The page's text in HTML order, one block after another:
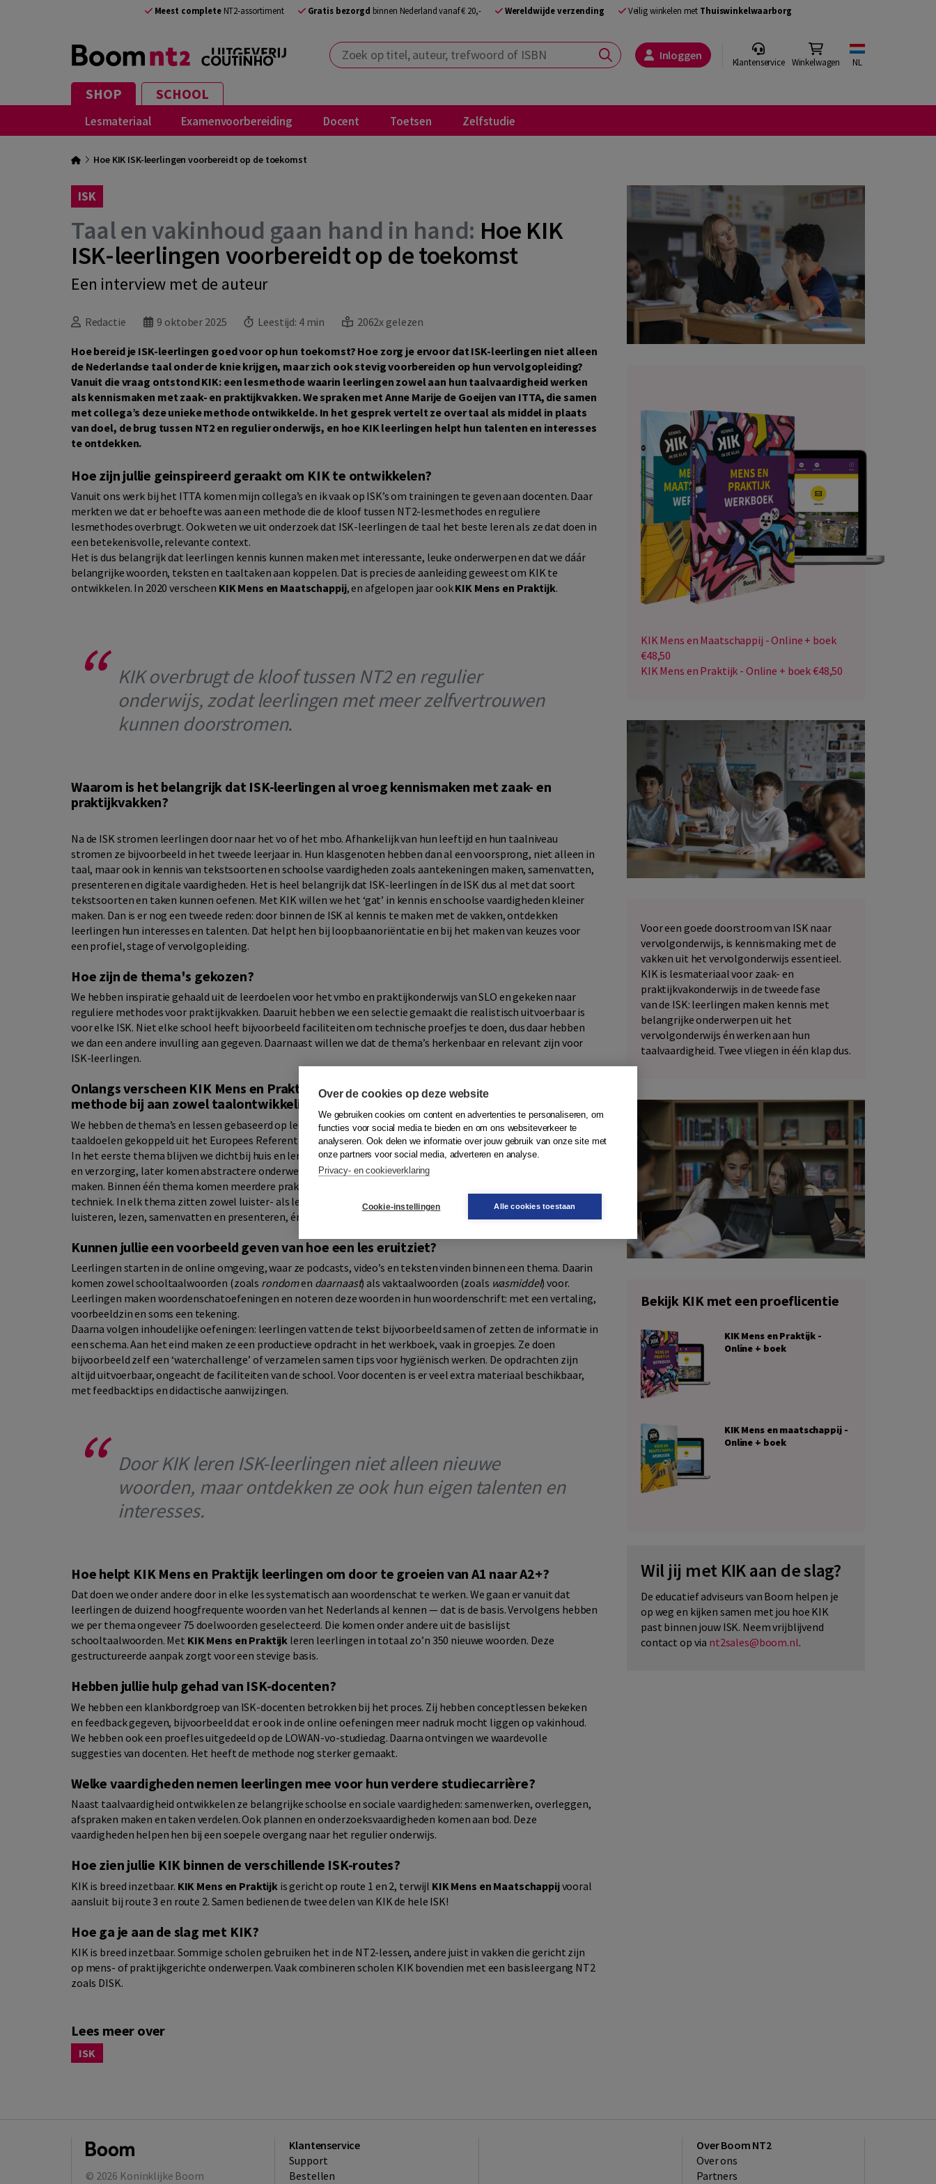
Meest completeNT2-assortiment Gratis bezorgd binnen Nederland vanaf € 20,- Wereldwijde verzending Veilig winkelen met Thuiswinkelwaarborg
Zoek op titel, auteur, trefwoord of ISBN Inloggen Klantenservice Winkelwagen NL
SHOP SCHOOL
Lesmateriaal Examenvoorbereiding Docent Toetsen Zelfstudie
Hoe KIK ISK-leerlingen voorbereidt op de toekomst
ISK
Taal en vakinhoud gaan hand in hand: Hoe KIK
ISK-leerlingen voorbereidt op de toekomst
Een interview met de auteur
Redactie 9 oktober 2025 Leestijd: 4 min 2062x gelezen
Hoe bereid je ISK-leerlingen goed voor op hun toekomst? Hoe zorg je ervoor dat ISK-leerlingen niet alleen
de Nederlandse taal onder de knie krijgen, maar zich ook stevig voorbereiden op hun vervolgopleiding?
Vanuit die vraag ontstond KIK: een lesmethode waarin leerlingen zowel aan hun taalvaardigheid werken
als kennismaken met zaak- en praktijkvakken. We spraken met Anne Marije de Goeijen van ITTA, die samen
met collega’s deze unieke methode ontwikkelde. In het gesprek vertelt ze over taal als middel in plaats
van doel, de brug tussen NT2 en regulier onderwijs, en hoe KIK leerlingen helpt hun talenten en interesses
te ontdekken.
Hoe zijn jullie geinspireerd geraakt om KIK te ontwikkelen?
Vanuit ons werk bij het ITTA komen mijn collega’s en ik vaak op ISK’s om trainingen te geven aan docenten. Daar
merkten we dat er behoefte was aan een methode die de kloof tussen NT2-lesmethodes en reguliere
lesmethodes overbrugt. Ook weten we uit onderzoek dat ISK-leerlingen de taal het beste leren als ze dat doen in
een betekenisvolle, relevante context.
Het is dus belangrijk dat leerlingen kennis kunnen maken met interessante, leuke onderwerpen en dat we dáár
belangrijke woorden, teksten en taaltaken aan koppelen. Dat is precies de aanleiding geweest om KIK te
ontwikkelen. In 2020 verscheen KIK Mens en Maatschappij, en afgelopen jaar ookKIK Mens en Praktijk.
KIK overbrugt de kloof tussen NT2 en regulier
onderwijs, zodat leerlingen met meer zelfvertrouwen
kunnen doorstromen.
Waarom is het belangrijk dat ISK-leerlingen al vroeg kennismaken met zaak- en
praktijkvakken?
Na de ISK stromen leerlingen door naar het vo of het mbo. Afhankelijk van hun leeftijd en hun taalniveau
stromen ze bijvoorbeeld in het tweede leerjaar in. Hun klasgenoten hebben dan al een voorsprong, niet alleen in
taal, maar ook in kennis van tekstsoorten en schoolse vaardigheden zoals aantekeningen maken, samenvatten,
presenteren en digitale vaardigheden. Het is heel belangrijk dat ISK-leerlingen ín de ISK dus al met dat soort
tekstsoorten en taken kunnen oefenen. Met KIK willen we het ‘gat’ in kennis en schoolse vaardigheden kleiner
maken. Dan is er nog een tweede reden: door binnen de ISK al kennis te maken met de vakken, ontdekken
leerlingen hun interesses en talenten. Dat helpt hen bij loopbaanoriëntatie en bij het maken van keuzes voor
een profiel, stage of vervolgopleiding.
Hoe zijn de thema's gekozen?
We hebben inspiratie gehaald uit de leerdoelen voor het vmbo en praktijkonderwijs van SLO en gekeken naar
reguliere methodes voor praktijkvakken. Daaruit hebben we een selectie gemaakt die realistisch uitvoerbaar is
voor elke ISK. Niet elke school heeft bijvoorbeeld faciliteiten om technische proefjes te doen, dus daar hebben
we dan een andere invulling aan gegeven. Daarnaast willen we dat de thema’s herkenbaar en relevant zijn voor
ISK-leerlingen.
Onlangs verscheen KIK Mens en Praktijk, het tweede deel van KIK. Hoe draagt de
methode bij aan zowel taalontwikkeling als vakkennis?
We hebben de thema’s en lessen gebaseerd op leerdoelen en lesinhouden van praktijkvakken. Daaraan hebben we
taaldoelen gekoppeld uit het Europees Referentiekader. Zo werken leerlingen in stappen van niveau A1 naar A2+.
In het eerste thema blijven we dichtbij huis en leren leerlingen meer over bijvoorbeeld huishoudelijke apparaten
en verzorging, later komen abstractere onderwerpen aan bod zoals afval recyclen of een zelfrijdend autootje
maken. Binnen één thema komen meerdere praktijkvakken samen, bijvoorbeeld zowel koken en groen als
techniek. In elk thema zitten zowel luister- als leesteksten. Zo oefenen leerlingen taalvaardigheden zoals
luisteren, lezen, samenvatten en presenteren, én doen ze vakinhoudelijke kennis op.
Kunnen jullie een voorbeeld geven van hoe een les eruitziet?
Leerlingen starten in de online omgeving, waar ze podcasts, video’s en teksten vinden binnen een thema. Daarin
komen zowel schooltaalwoorden (zoals rondomen daarnaast) als vaktaalwoorden (zoals wasmiddel) voor.
Leerlingen maken woordenschatoefeningen en noteren deze woorden in hun woordenschrift: met een vertaling,
voorbeeldzin en soms een tekening.
Daarna volgen inhoudelijke oefeningen: leerlingen vatten de tekst bijvoorbeeld samen of zetten de informatie in
een schema. Aan het eind maken ze een productieve opdracht in het werkboek, vaak in groepjes. Ze doen
bijvoorbeeld zelf een ‘waterchallenge’ of verzamelen samen tips voor hygiënisch werken. De opdrachten zijn
altijd uitvoerbaar, ongeacht de faciliteiten van de school. Voor docenten is er veel extra materiaal beschikbaar,
met feedbacktips en didactische aanwijzingen.
Door KIK leren ISK-leerlingen niet alleen nieuwe
woorden, maar ontdekken ze ook hun eigen talenten en
interesses.
Hoe helpt KIK Mens en Praktijk leerlingen om door te groeien van A1 naar A2+?
Dat doen we onder andere door in elke les systematisch aan woordenschat te werken. We gaan er vanuit dat
leerlingen de duizend hoogfrequente woorden van het Nederlands al kennen — dat is de basis. Vervolgens hebben
we per thema ongeveer 75 doelwoorden geselecteerd. Die komen onder andere uit de basislijst
schooltaalwoorden. Met KIK Mens en Praktijk leren leerlingen in totaal zo’n 350 nieuwe woorden. Deze
gestructureerde aanpak zorgt voor een stevige basis.
Hebben jullie hulp gehad van ISK-docenten?
We hebben een klankbordgroep van ISK-docenten betrokken bij het proces. Zij hebben conceptlessen bekeken
en feedback gegeven, bijvoorbeeld dat er ook in de online oefeningen meer nadruk mocht liggen op vakinhoud.
We hebben ook een proefles uitgedeeld op de LOWAN-vo-studiedag. Daarna ontvingen we waardevolle
suggesties van docenten. Het heeft de methode nog sterker gemaakt.
Welke vaardigheden nemen leerlingen mee voor hun verdere studiecarrière?
Naast taalvaardigheid ontwikkelen ze belangrijke schoolse en sociale vaardigheden: samenwerken, overleggen,
afspraken maken en taken verdelen. Ook plannen en onderzoeksvaardigheden komen aan bod. Deze
vaardigheden helpen hen bij een soepele overgang naar het regulier onderwijs.
Hoe zien jullie KIK binnen de verschillende ISK-routes?
KIK is breed inzetbaar. KIK Mens en Praktijk is gericht op route 1 en 2, terwijl KIK Mens en Maatschappijvooral
aansluit bij route 3 en route 2. Samen bedienen de twee delen van KIK de hele ISK!
Hoe ga je aan de slag met KIK?
KIK is breed inzetbaar. Sommige scholen gebruiken het in de NT2-lessen, andere juist in vakken die gericht zijn
op mens- of praktijkgerichte onderwerpen. Vaak combineren scholen KIK bovendien met een basisleergang NT2
zoals DISK.
Lees meer over
ISK
KIK Mens en Maatschappij - Online + boek
€48,50
KIK Mens en Praktijk - Online + boek €48,50
Voor een goede doorstroom van ISK naar
vervolgonderwijs, is kennismaking met de
vakken uit het vervolgonderwijs essentieel.
KIK is lesmateriaal voor zaak- en
praktijkvakonderwijs in de tweede fase
van de ISK: leerlingen maken kennis met
belangrijke onderwerpen uit het
vervolgonderwijs én werken aan hun
taalvaardigheid. Twee vliegen in één klap dus.
Bekijk KIK met een proeflicentie
KIK Mens en Praktijk -
Online + boek
KIK Mens en maatschappij -
Online + boek
Wil jij met KIK aan de slag?
De educatief adviseurs van Boom helpen je
op weg en kijken samen met jou hoe KIK
past binnen jouw ISK. Neem vrijblijvend
contact op via nt2sales@boom.nl.
© 2026 Koninklijke Boom
Klantenservice
Support
Bestellen
Over Boom NT2
Over ons
Partners
Over de cookies op deze website
We gebruiken cookies om content en advertenties te personaliseren, om
functies voor social media te bieden en om ons websiteverkeer te
analyseren. Ook delen we informatie over jouw gebruik van onze site met
onze partners voor social media, adverteren en analyse.
Privacy- en cookieverklaring
Cookie-instellingen Alle cookies toestaan